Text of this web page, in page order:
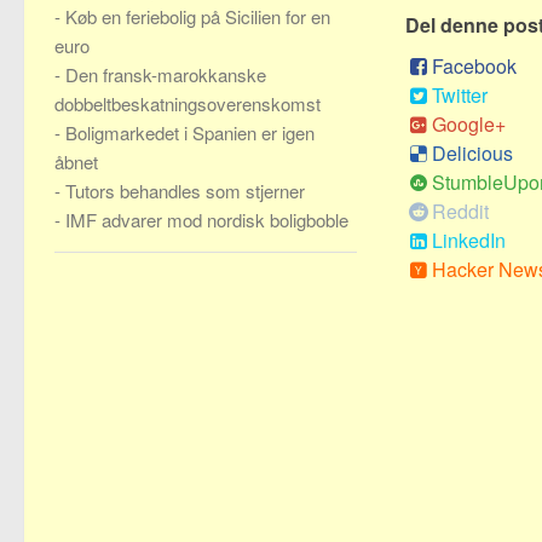
Del denne
Facebook
Twitter
Google+
Delicious
Reddit
LinkedIn
Hacker
- Køb en feriebolig på Sicilien for en
euro
- Den fransk-marokkanske
dobbeltbeskatningsoverenskomst
- Boligmarkedet i Spanien er igen
åbnet
-Tutors behandles som stjerner
- IMF advarer mod nordisk boligboble